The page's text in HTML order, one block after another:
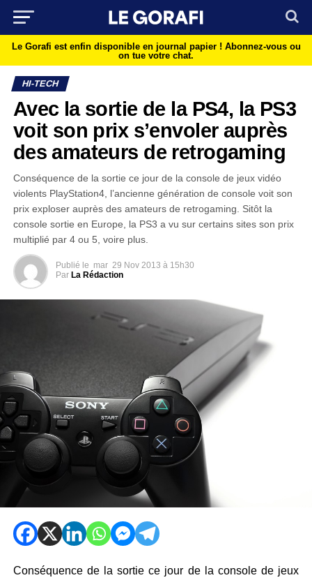
Le Gorafi est enfin disponible en journal papier ! Abonnez-vous ou
on tue votre chat.
HI-TECH
Avec la sortie de la PS4, la PS3
voit son prix s’envoler auprès
des amateurs de retrogaming
Conséquence de la sortie ce jour de la console de jeux vidéo
violents PlayStation4, l’ancienne génération de console voit son
prix exploser auprès des amateurs de retrogaming. Sitôt la
console sortie en Europe, la PS3 a vu sur certains sites son prix
multiplié par 4 ou 5, voire plus.
Publié le mar 29 Nov 2013 à 15h30
Par La Rédaction
Conséquence de la sortie ce jour de la console de jeux